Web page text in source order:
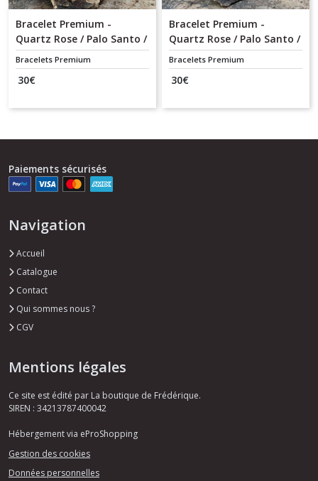
Bracelet Premium -
Quartz Rose / Palo Santo /
Arbre de Vie
Bracelets Premium
30€
Bracelet Premium -
Quartz Rose / Palo Santo /
Bouddha
Bracelets Premium
30€
Paiements sécurisés
Navigation
Accueil
Catalogue
Contact
Qui sommes nous ?
CGV
Mentions légales
Ce site est édité par La boutique de Frédérique.
SIREN : 34213787400042
Hébergement via eProShopping
Gestion des cookies
Données personnelles